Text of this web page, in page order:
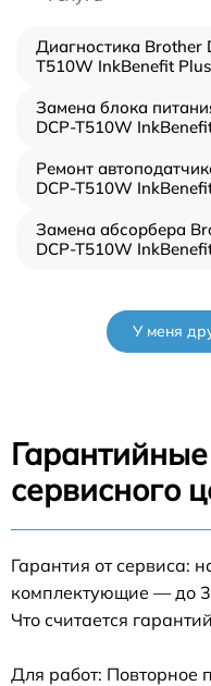
Диагностика Brother
T510W InkBenefit Plus
Замена блока
DCP-T510W
Ремонт
DCP-T510W
Замена абсорбера
DCP-T510W
У меня
сервисного
Гарантия от сервиса:
комплектующие — до 3
Что считается
Для работ: Повторное